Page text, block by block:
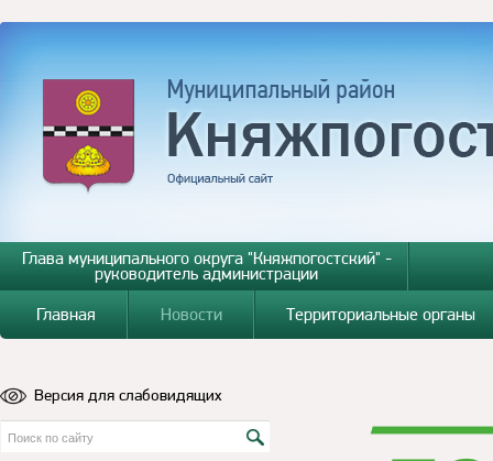
Глава муниципального округа "Княжпогостский" -
руководитель администрации
Главная
Новости Территориальные органы
Версия для слабовидящих